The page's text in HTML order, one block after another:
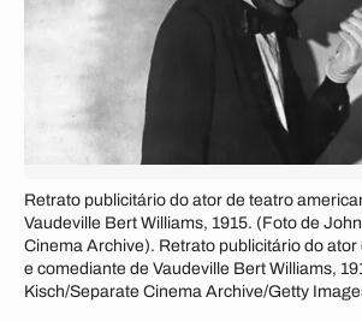
Retrato publicitário do ator de teatro
Vaudeville Bert Williams, 1915. (Foto de
Cinema Archive). Retrato publicitário do
e comediante de Vaudeville Bert Williams,
Kisch/Separate Cinema Archive/Getty